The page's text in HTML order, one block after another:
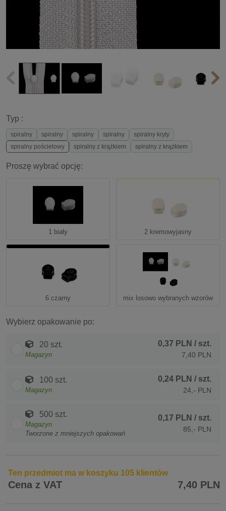
Typ :
spiralny spiralny spiralny spiralny
spiralny kryty
spiralny pościelowy
spiralny z krążkiem spiralny z krążkiem
Proszę wybrać opcję:
1 biały 2 kremowyjasny
6 czarny mix losowo wybranych wzorów
Wybierz opakowanie po:
20 szt.
Magazyn
0,37 PLN / szt.
7,40 PLN
100 szt.
Magazyn
0,24 PLN / szt.
24,- PLN
500 szt.
Magazyn
Tworzone z mniejszych opakowań
0,17 PLN / szt.
85,- PLN
Ten przedmiot ma w koszyku 105 klientów
Cena z VAT 7,40 PLN